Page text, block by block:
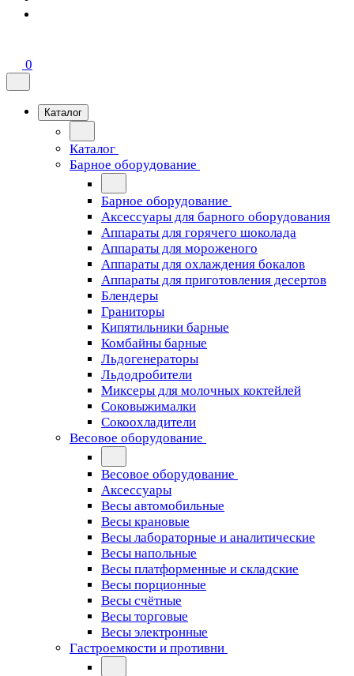
0
Каталог
Каталог
Барное оборудование
Барное оборудование
Аксессуары для барного оборудования
Аппараты для горячего шоколада
Аппараты для мороженого
Аппараты для охлаждения бокалов
Аппараты для приготовления десертов
Блендеры
Граниторы
Кипятильники барные
Комбайны барные
Льдогенераторы
Льдодробители
Миксеры для молочных коктейлей
Соковыжималки
Сокоохладители
Весовое оборудование
Весовое оборудование
Аксессуары
Весы автомобильные
Весы крановые
Весы лабораторные и аналитические
Весы напольные
Весы платформенные и складские
Весы порционные
Весы счётные
Весы торговые
Весы электронные
Гастроемкости и противни